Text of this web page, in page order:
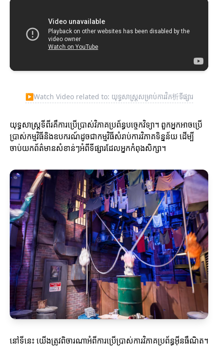
▶Watch Video related to: យុទ្ធសាស្ត្រសម្រាប់ការវិភ析ទីផ្សារ
យុទ្ធសាស្ត្រទីពីរគឺការប្រើប្រាស់វិភាគប្រព័ន្ធបច្ចេកវិទ្យា។ ពួកអ្នកអាចប្រើ
ប្រាស់កម្មវិធីនិងឧបករណ៍ដូចជាកម្មវិធីសំរាប់ការវិភាគទិន្នន័យ ដើម្បី
ចាប់យកព័ត៌មានសំខាន់ៗអំពីទីផ្សារដែលអ្នកកំពុងសិក្សា។
នៅទីនេះ យើងត្រូវពិចារណាអំពីការប្រើប្រាស់ការវិភាគប្រព័ន្ធអ៊ីនធឺណិត។